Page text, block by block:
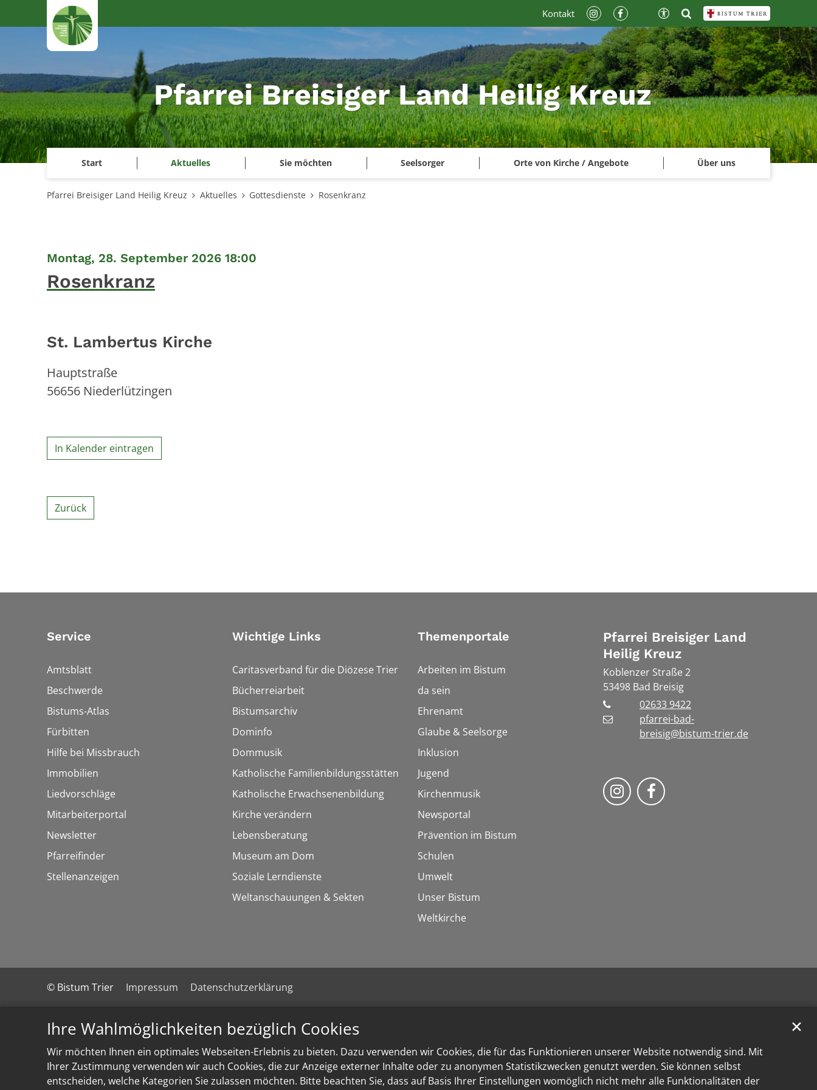
Ihre Wahlmöglichkeiten bezüglich Cookies
Wir möchten Ihnen ein optimales Webseiten-Erlebnis zu bieten. Dazu verwenden wir Cookies, die für das Funktionieren unserer Website notwendig sind. Mit
Ihrer Zustimmung verwenden wir auch Cookies, die zur Anzeige externer Inhalte oder zu anonymen Statistikzwecken genutzt werden. Sie können selbst
entscheiden, welche Kategorien Sie zulassen möchten. Bitte beachten Sie, dass auf Basis Ihrer Einstellungen womöglich nicht mehr alle Funktionalitäten der
✕
Zum Inhalt springen
Pfarrei Breisiger Land Heilig Kreuz
Start Aktuelles Sie möchten Seelsorger Orte von Kirche / Angebote Über uns
Kontakt
Pfarrei Breisiger Land Heilig Kreuz Aktuelles Gottesdienste Rosenkranz
Montag, 28. September 2026 18:00
Rosenkranz
St. Lambertus Kirche
Hauptstraße
56656 Niederlützingen
In Kalender eintragen
Zurück
Service
Amtsblatt
Beschwerde
Bistums-Atlas
Fürbitten
Hilfe bei Missbrauch
Immobilien
Liedvorschläge
Mitarbeiterportal
Newsletter
Pfarreifinder
Stellenanzeigen
Wichtige Links
Caritasverband für die Diözese Trier
Bücherreiarbeit
Bistumsarchiv
Dominfo
Dommusik
Katholische Familienbildungsstätten
Katholische Erwachsenenbildung
Kirche verändern
Lebensberatung
Museum am Dom
Soziale Lerndienste
Weltanschauungen & Sekten
Themenportale
Arbeiten im Bistum
da sein
Ehrenamt
Glaube & Seelsorge
Inklusion
Jugend
Kirchenmusik
Newsportal
Prävention im Bistum
Schulen
Umwelt
Unser Bistum
Weltkirche
Pfarrei Breisiger Land
Heilig Kreuz
Koblenzer Straße 2
53498 Bad Breisig
02633 9422
pfarrei-bad-
breisig@bistum-trier.de
Folge uns auf Instragram
Folge uns auf Facebook
© Bistum Trier Impressum Datenschutzerklärung